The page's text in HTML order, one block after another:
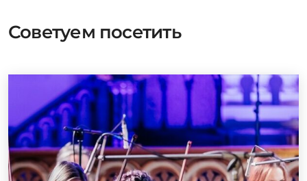
Советуем посетить